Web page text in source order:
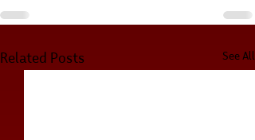
Related Posts See All